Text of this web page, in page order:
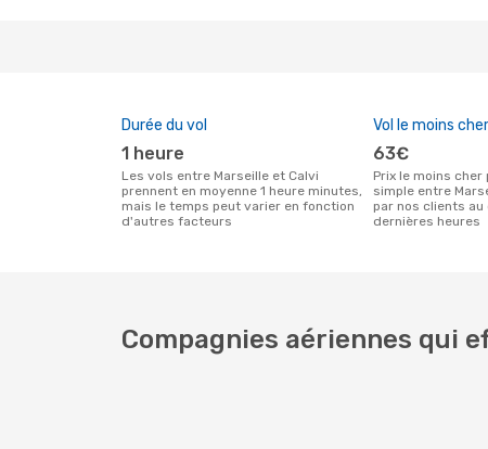
Durée du vol
1 heure
Les vols entre Marseille et Calvi
prennent en moyenne 1 heure minutes,
mais le temps peut varier en fonction
d'autres facteurs
Vol le moins cher
63€
Prix le moins cher pour un vol aller
simple entre
par nos clients au
dernières heures
Compagnies aériennes qui